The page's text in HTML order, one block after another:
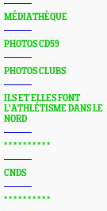
MÉDIATHÈQUE
PHOTOS CD59
PHOTOS CLUBS
ILS ET ELLES FONT
L'ATHLÉTISME DANS LE
NORD
* * * * * * * * * *
CNDS
* * * * * * * * * *